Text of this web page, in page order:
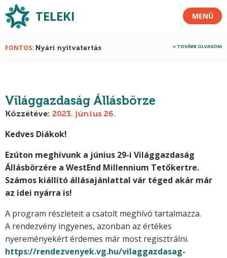
TELEKI MENÜ
FONTOS Nyári nyitvatartás TOVÁBB OLVASOM
Világgazdaság Állásbörze
Közzétéve: 2023. június 26.
Kedves Diákok!
Ezúton meghívunk a június 29-i Világgazdaság
Állásbörzére a WestEnd Millennium Tetőkertre.
Számos kiállító állásajánlattal vár téged akár már
az idei nyárra is!
A program részleteit a csatolt meghívó tartalmazza.
A rendezvény ingyenes, azonban az értékes
nyereményekért érdemes már most regisztrálni.
https://rendezvenyek.vg.hu/vilaggazdasag-